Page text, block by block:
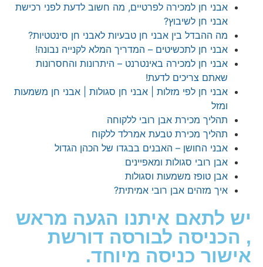
חן למכירה לפרטיים, מה חשוב לדעת לפני רכישת
חן לשיבוץ?
ההבדל בין אבני חן טבעיות לאבני חן סינטטיות?
חן לתכשיטים – המדריך המלא לקנייה נבונה!
חן למכירה באינטרנט – היתרונות והחסרונות
צריכים לדעת!
חן לפי מזלות | אבני חן סגולות | אבני חן משמעות
מכירת אבן רובי ללקוחה
מכירת טבעת אמרלד ללקוח
החושן – האבנים בבגדו של הכהן הגדול
רובי סגולות ומאפיינים
טופז משמעות וסגולות
מזהים אבן רובי אמיתית?
איתנו הגעה מראש
לבורסה דורשת
כניסה מיוחד.